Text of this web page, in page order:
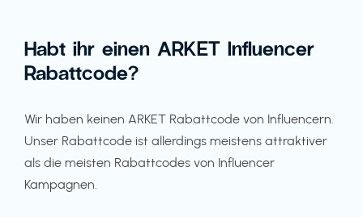
Habt ihr einen ARKET Influencer
Rabattcode?
Wir haben keinen ARKET Rabattcode von Influencern.
Unser Rabattcode ist allerdings meistens attraktiver
als die meisten Rabattcodes von Influencer
Kampagnen.